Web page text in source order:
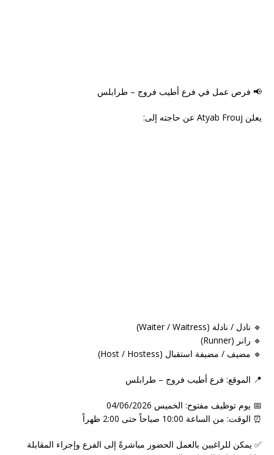
📢 فرص عمل في فرع أطيب فروج – طرابلس
يعلن Atyab Frouj عن حاجته إلى:
🔹 نادل / نادلة (Waiter / Waitress)
🔹 رانر (Runner)
🔹 مضيف / مضيفة استقبال (Host / Hostess)
📍 الموقع: فرع أطيب فروج – طرابلس
📅 يوم توظيف مفتوح: الخميس 04/06/2026
⏰ الوقت: من الساعة 10:00 صباحاً حتى 2:00 ظهراً
✅ يمكن للراغبين بالعمل الحضور مباشرةً إلى الفرع وإجراء المقابلة